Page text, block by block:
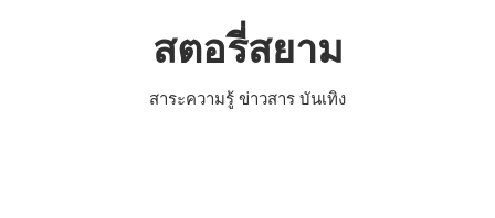
สตอรี่สยาม
สาระความรู้ ข่าวสาร บันเทิง